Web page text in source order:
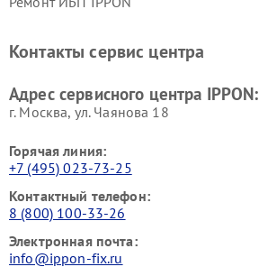
Контакты сервис центра
Адрес сервисного центра IPPON:
г. Москва, ул. Чаянова 18
Горячая линия:
+7 (495) 023-73-25
Контактный телефон:
8 (800) 100-33-26
Электронная почта:
info@ippon-fix.ru